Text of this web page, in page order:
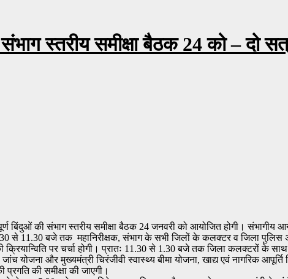
स्तरीय समीक्षा बैठक 24 को – दो
बिंदुओं की संभाग स्तरीय समीक्षा बैठक 24 जनवरी को आयोजित होगी। संभागीय
से 11.30 बजे तक महानिरीक्षक, संभाग के सभी जिलों के कलक्टर व जिला पुलिस
क्रियान्विति पर चर्चा होगी। प्रातः 11.30 से 1.30 बजे तक जिला कलक्टरों के
योजना और मुख्यमंत्री चिरंजीवी स्वास्थ्य बीमा योजना, खाद्य एवं नागरिक आपूर्ति
की समीक्षा की जाएगी।